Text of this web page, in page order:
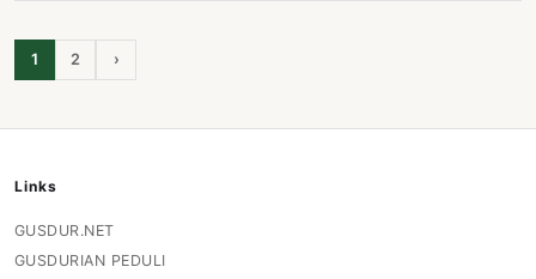
1 2 ›
Links
GUSDUR.NET
GUSDURIAN PEDULI